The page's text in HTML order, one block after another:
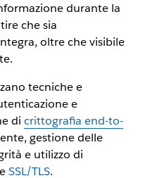
durante la
che sia
oltre che visibile
tecniche e
e
di crittografia end-to-
gestione delle
e utilizzo di
SSL/TLS.